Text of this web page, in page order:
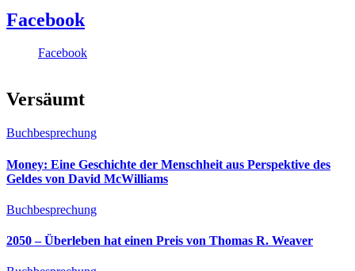
Facebook
Facebook
Versäumt
Buchbesprechung
Money: Eine Geschichte der Menschheit aus Perspektive des
Geldes von David McWilliams
Buchbesprechung
2050 – Überleben hat einen Preis von Thomas R. Weaver